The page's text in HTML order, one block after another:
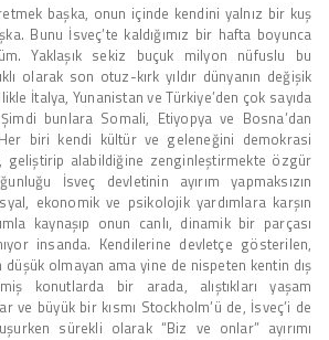
başka, onun içinde kendini yalnız bir kuş
Bunu İsveç’te kaldığımız bir hafta boyunca
Yaklaşık sekiz buçuk milyon nüfuslu bu
olarak son otuz-kırk yıldır dünyanın değişik
İtalya, Yunanistan ve Türkiye’den çok sayıda
bunlara Somali, Etiyopya ve Bosna’dan
biri kendi kültür ve geleneğini demokrasi
geliştirip alabildiğine zenginleştirmekte özgür
İsveç devletinin ayırım yapmaksızın
ekonomik ve psikolojik yardımlara karşın
kaynaşıp onun canlı, dinamik bir parçası
insanda. Kendilerine devletçe gösterilen,
olmayan ama yine de nispeten kentin dış
konutlarda bir arada, alıştıkları yaşam
ve büyük bir kısmı Stockholm’ü de, İsveç’i de
sürekli olarak “Biz ve onlar” ayırımı